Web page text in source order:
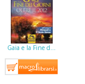
Gaia e la Fine d…